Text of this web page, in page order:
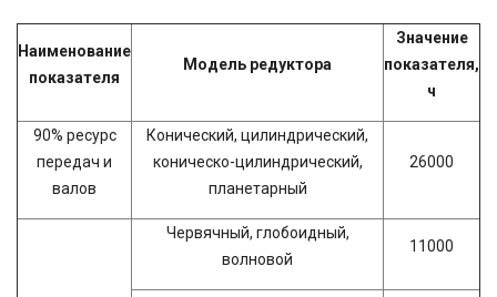
Наименование
показателя
Модель редуктора
Значение
показателя,
ч
90% ресурс
передач и
валов
Конический, цилиндрический,
коническо-цилиндрический,
планетарный
26000
Червячный, глобоидный,
волновой
11000